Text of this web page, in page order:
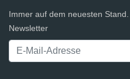
Immer auf dem neuesten
Newsletter